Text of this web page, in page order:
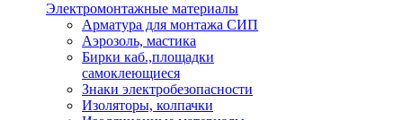
Электромонтажные материалы
Арматура для монтажа СИП
Аэрозоль, мастика
Бирки каб.,площадки
самоклеющиеся
Знаки электробезопасности
Изоляторы, колпачки